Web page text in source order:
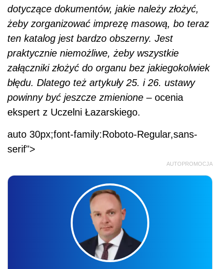
dotyczące dokumentów, jakie należy złożyć,
żeby zorganizować imprezę masową, bo teraz
ten katalog jest bardzo obszerny. Jest
praktycznie niemożliwe, żeby wszystkie
załączniki złożyć do organu bez jakiegokolwiek
błędu. Dlatego też artykuły 25. i 26. ustawy
powinny być jeszcze zmienione – ocenia
ekspert z Uczelni Łazarskiego.
auto 30px;font-family:Roboto-Regular,sans-
serif">
AUTOPROMOCJA